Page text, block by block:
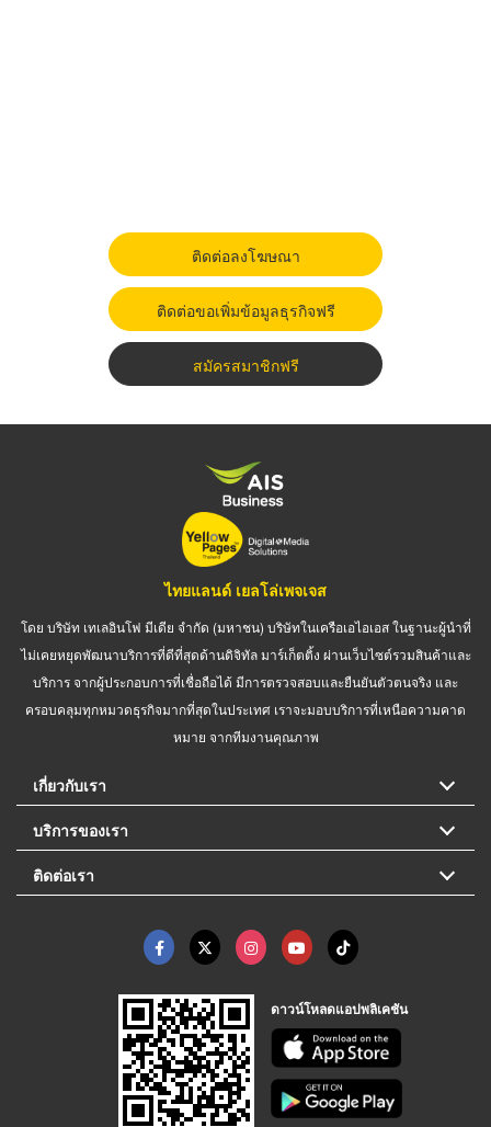
ติดต่อลงโฆษณา
ติดต่อขอเพิ่มข้อมูลธุรกิจฟรี
สมัครสมาชิกฟรี
ไทยแลนด์ เยลโล่เพจเจส
โดย บริษัท เทเลอินโฟ มีเดีย จำกัด (มหาชน) บริษัทในเครือเอไอเอส ในฐานะผู้นำที่
ไม่เคยหยุดพัฒนาบริการที่ดีที่สุดด้านดิจิทัล มาร์เก็ตติ้ง ผ่านเว็บไซต์รวมสินค้าและ
บริการ จากผู้ประกอบการที่เชื่อถือได้ มีการตรวจสอบและยืนยันตัวตนจริง และ
ครอบคลุมทุกหมวดธุรกิจมากที่สุดในประเทศ เราจะมอบบริการที่เหนือความคาด
หมาย จากทีมงานคุณภาพ
เกี่ยวกับเรา
บริการของเรา
ติดต่อเรา
ดาวน์โหลดแอปพลิเคชัน